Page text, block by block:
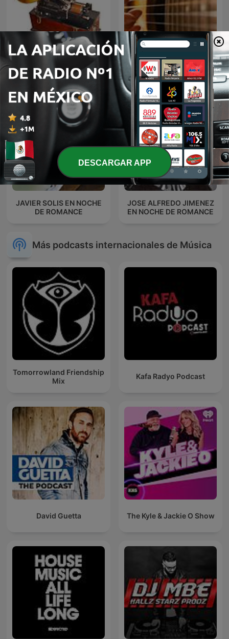
revolución en el sonido
BOLEROS Y TRIOS
ROMANTICOS
JAVIER SOLIS EN NOCHE
DE ROMANCE
JOSE ALFREDO JIMENEZ
EN NOCHE DE ROMANCE
Más podcasts internacionales de Música
Tomorrowland Friendship
Mix
Kafa Radyo Podcast
David Guetta The Kyle & Jackie O Show
DESCARGAR APP